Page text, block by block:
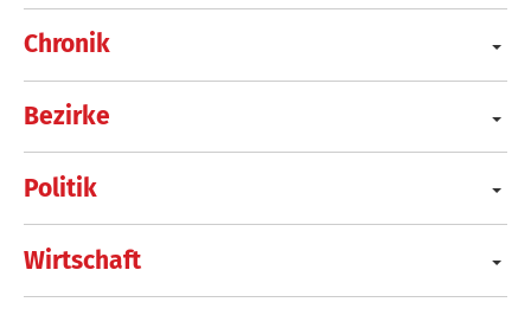
Chronik
Bezirke
Politik
Wirtschaft